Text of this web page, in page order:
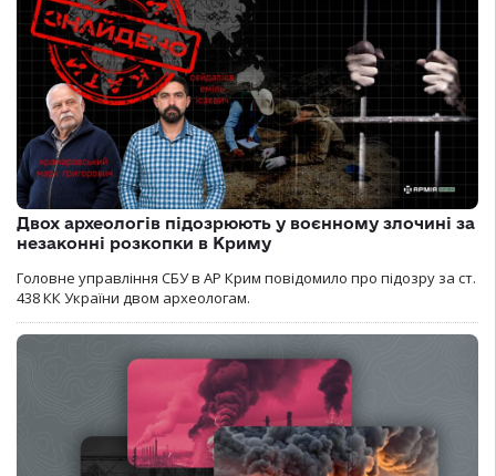
Двох археологів підозрюють у воєнному злочині за
незаконні розкопки в Криму
Головне управління СБУ в АР Крим повідомило про підозру за ст.
438 КК України двом археологам.